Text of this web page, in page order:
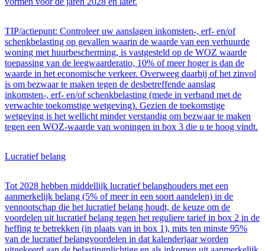
TIP/actiepunt: Controleer uw aanslagen inkomsten-, erf- en/of
schenkbelasting op gevallen waarin de waarde van een verhuurde
woning met huurbescherming, is vastgesteld op de WOZ waarde
toepassing van de leegwaarderatio, 10% of meer hoger is dan de
waarde in het economische verkeer. Overweeg daarbij of het zinvol
is om bezwaar te maken tegen de desbetreffende aanslag
inkomsten-, erf- en/of schenkbelasting (mede in verband met de
verwachte toekomstige wetgeving). Gezien de toekomstige
wetgeving is het wellicht minder verstandig om bezwaar te maken
tegen een WOZ-waarde van woningen in box 3 die u te hoog vindt.
Lucratief belang
Tot 2028 hebben middellijk lucratief belanghouders met een
aanmerkelijk belang (5% of meer in een soort aandelen) in de
vennootschap die het lucratief belang houdt, de keuze om de
voordelen uit lucratief belang tegen het reguliere tarief in box 2 in de
heffing te betrekken (in plaats van in box 1), mits ten minste 95%
van de lucratief belangvoordelen in dat kalenderjaar worden